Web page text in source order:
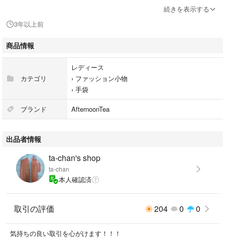
神経質な方はご購入をお控えください。
続きを表示する
3年以上前
商品情報
カテゴリ
レディース
› ファッション小物
› 手袋
ブランド AfternoonTea
出品者情報
ta-chan's shop
ta-chan
本人確認済
取引の評価 204 0 0
気持ちの良い取引を心がけます！！！